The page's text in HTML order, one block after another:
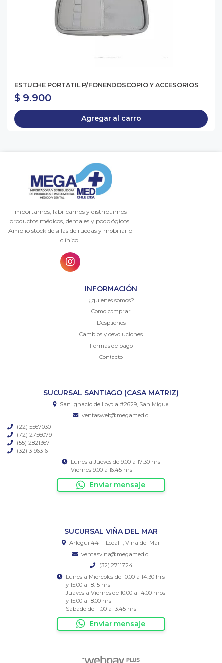
ESTUCHE PORTATIL P/FONENDOSCOPIO Y ACCESORIOS
$ 9.900
Agregar al carro
Importamos, fabricamos y distribuimos
productos médicos, dentales y podológicos.
Amplio stock de sillas de ruedas y mobiliario
clínico.
INFORMACIÓN
¿quienes somos?
Como comprar
Despachos
Cambios y devoluciones
Formas de pago
Contacto
SUCURSAL SANTIAGO (CASA MATRIZ)
San Ignacio de Loyola #2629, San Miguel
ventasweb@megamed.cl
(22) 5567030
(72) 2756079
(55) 2821367
(32) 3196316
Lunes a Jueves de 9:00 a 17:30 hrs
Viernes 9:00 a 16:45 hrs
Enviar mensaje
SUCURSAL VIÑA DEL MAR
Arlegui 441 - Local 1, Viña del Mar
ventasvina@megamed.cl
(32) 2711724
Lunes a Miercoles de 10:00 a 14:30 hrs
y 15:00 a 18:15 hrs
Juaves a Viernes de 10:00 a 14:00 hros
y 15:00 a 18:00 hrs
Sábado de 11:00 a 13:45 hrs
Enviar mensaje